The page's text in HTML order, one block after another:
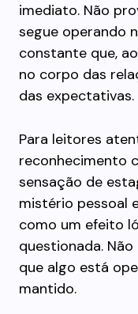
imediato. Não
segue operando
constante que,
no corpo das
das expectativas.
Para leitores
reconhecimento
sensação de
mistério pessoal
como um efeito
questionada. Não
que algo está
mantido.